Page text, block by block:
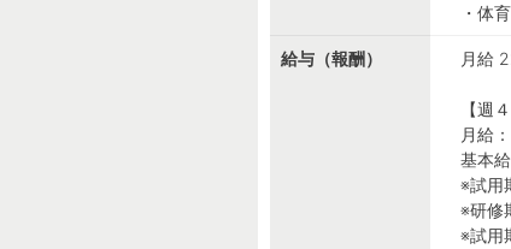
・体
給与（報酬） 月給
【週
月給
基本
※試用
※研修
※試用